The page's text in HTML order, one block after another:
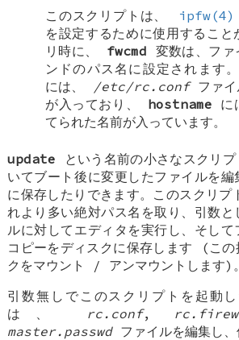
このスクリプトは、
ipfw(4)
を設定するために使用すること
リ時に、 fwcmd 変数は、ファ
ンドのパス名に設定されます
には、
/etc/rc.confファイ
が入っており、 hostname に
てられた名前が入っています。
update という名前の小さなスクリ
いてブート後に変更したファイルを編
に保存したりできます。このスクリ
れより多い絶対パス名を取り、引数と
ルに対してエディタを実行し、そし
コピーをディスクに保存します (この
クをマウント / アンマウントします)。
引数無しでこのスクリプトを起動
は、
rc.conf,
master.passwdファイルを編集し、